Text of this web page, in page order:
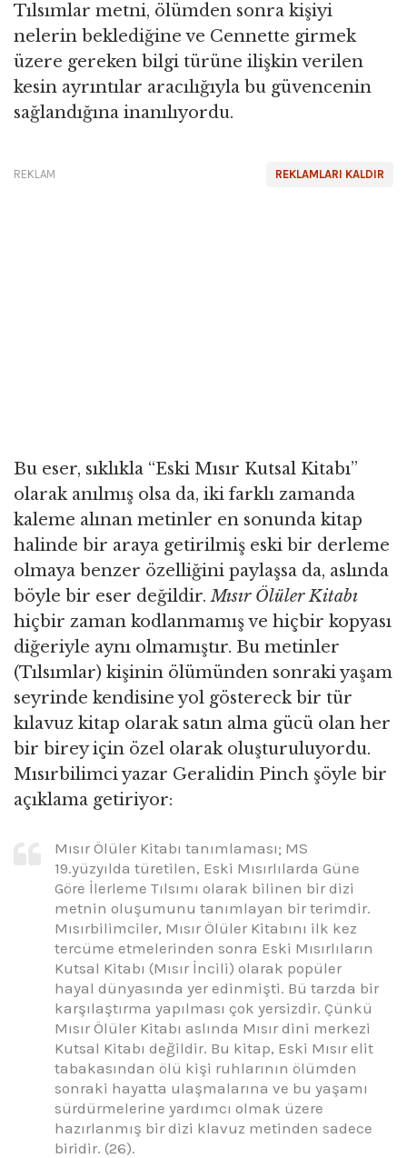
Tılsımlar metni, ölümden sonra kişiyi
nelerin beklediğine ve Cennette girmek
üzere gereken bilgi türüne ilişkin verilen
kesin ayrıntılar aracılığıyla bu güvencenin
sağlandığına inanılıyordu.
REKLAMLARI KALDIR
REKLAM
Bu eser, sıklıkla “Eski Mısır Kutsal Kitabı”
olarak anılmış olsa da, iki farklı zamanda
kaleme alınan metinler en sonunda kitap
halinde bir araya getirilmiş eski bir derleme
olmaya benzer özelliğini paylaşsa da, aslında
böyle bir eser değildir.Mısır Ölüler Kitabı
hiçbir zaman kodlanmamış ve hiçbir kopyası
diğeriyle aynı olmamıştır. Bu metinler
(Tılsımlar) kişinin ölümünden sonraki yaşam
seyrinde kendisine yol göstereck bir tür
kılavuz kitap olarak satın alma gücü olan her
bir birey için özel olarak oluşturuluyordu.
Mısırbilimci yazar Geralidin Pinch şöyle bir
açıklama getiriyor:
Mısır Ölüler Kitabı tanımlaması; MS
19.yüzyılda türetilen, Eski Mısırlılarda Güne
Göre İlerleme Tılsımı olarak bilinen bir dizi
metnin oluşumunu tanımlayan bir terimdir.
Mısırbilimciler, Mısır Ölüler Kitabını ilk kez
tercüme etmelerinden sonra Eski Mısırlıların
Kutsal Kitabı (Mısır İncili) olarak popüler
hayal dünyasında yer edinmişti. Bü tarzda bir
karşılaştırma yapılması çok yersizdir. Çünkü
Mısır Ölüler Kitabı aslında Mısır dini merkezi
Kutsal Kitabı değildir. Bu kitap, Eski Mısır elit
tabakasından ölü kişi ruhlarının ölümden
sonraki hayatta ulaşmalarına ve bu yaşamı
sürdürmelerine yardımcı olmak üzere
hazırlanmış bir dizi klavuz metinden sadece
biridir. (26).